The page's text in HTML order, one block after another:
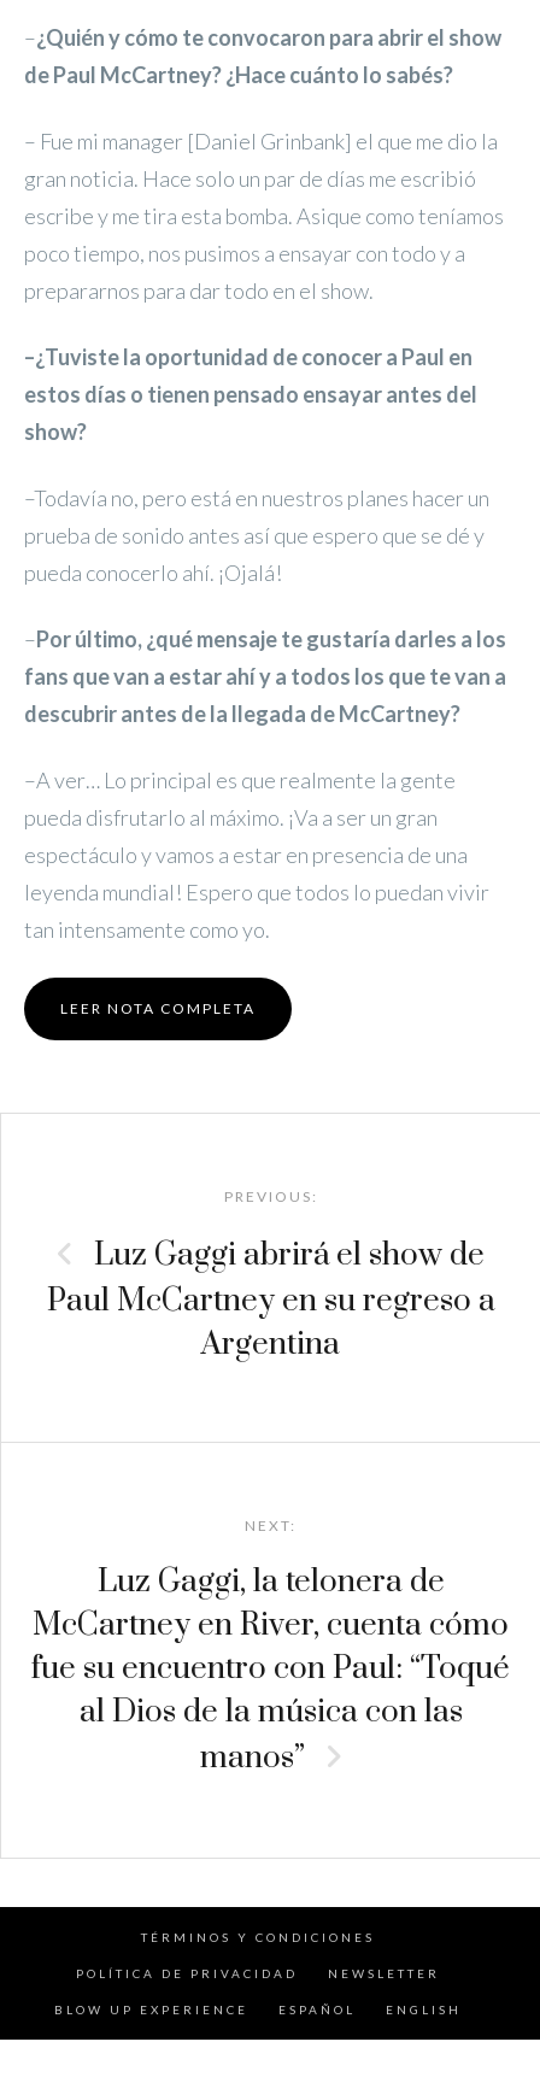
–¿Quién y cómo te convocaron para abrir el show
de Paul McCartney? ¿Hace cuánto lo sabés?
– Fue mi manager [Daniel Grinbank] el que me dio la
gran noticia. Hace solo un par de días me escribió
escribe y me tira esta bomba. Asique como teníamos
poco tiempo, nos pusimos a ensayar con todo y a
prepararnos para dar todo en el show.
–¿Tuviste la oportunidad de conocer a Paul en
estos días o tienen pensado ensayar antes del
show?
–Todavía no, pero está en nuestros planes hacer un
prueba de sonido antes así que espero que se dé y
pueda conocerlo ahí. ¡Ojalá!
–Por último, ¿qué mensaje te gustaría darles a los
fans que van a estar ahí y a todos los que te van a
descubrir antes de la llegada de McCartney?
–A ver… Lo principal es que realmente la gente
pueda disfrutarlo al máximo. ¡Va a ser un gran
espectáculo y vamos a estar en presencia de una
leyenda mundial! Espero que todos lo puedan vivir
tan intensamente como yo.
LEER NOTA COMPLETA
navigationPREVIOUS:
Luz Gaggi abrirá el show de
Paul McCartney en su regreso a
Argentina
NEXT:
Luz Gaggi, la telonera de
McCartney en River, cuenta cómo
fue su encuentro con Paul: “Toqué
al Dios de la música con las
manos”
TÉRMINOS Y CONDICIONES
POLÍTICA DE PRIVACIDAD NEWSLETTER
BLOW UP EXPERIENCE ESPAÑOL ENGLISH